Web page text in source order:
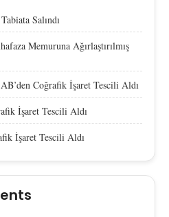
Salındı
Memuruna Ağırlaştırılmış
Coğrafik İşaret Tescili Aldı
İşaret Tescili Aldı
İşaret Tescili Aldı